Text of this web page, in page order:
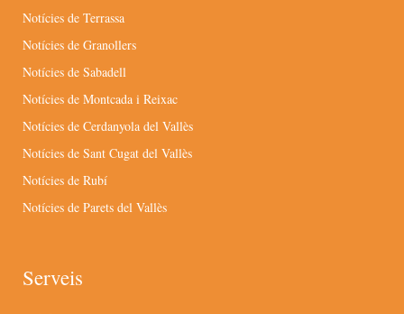
Notícies de Terrassa
Notícies de Granollers
Notícies de Sabadell
Notícies de Montcada i Reixac
Notícies de Cerdanyola del Vallès
Notícies de Sant Cugat del Vallès
Notícies de Rubí
Notícies de Parets del Vallès
Serveis